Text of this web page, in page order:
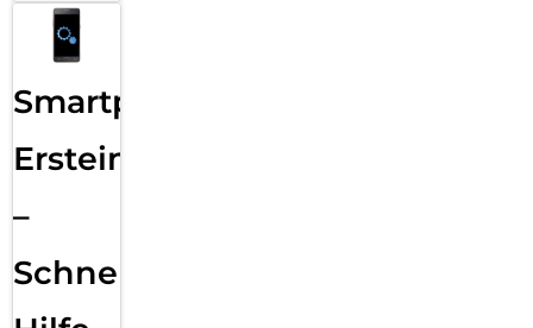
Smartphone
Ersteinrichtung
–
Schnelle